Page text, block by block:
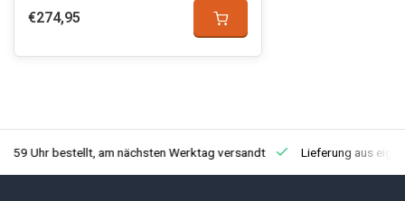
€274,95
Uhr bestellt, am nächsten Werktag versandt Lieferung aus